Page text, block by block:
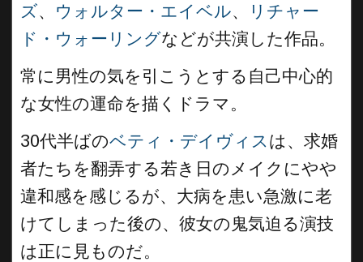
ズ、 ウォルター・エイベル、
リチャー
ド・ウォーリングなどが共演した作品。
常に男性の気を引こうとする自己中心的
な女性の運命を描くドラマ。
30代半ばのベティ・デイヴィス は、求婚
者たちを翻弄する若き日のメイクにやや
違和感を感じるが、大病を患い急激に老
けてしまった後の、彼女の鬼気迫る演技
は正に見ものだ。